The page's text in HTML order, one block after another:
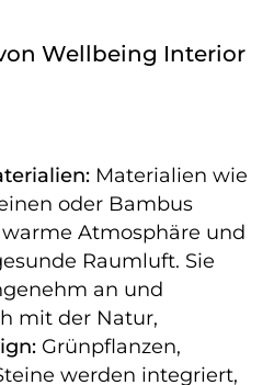
Wellbeing Interior
Materialien wie
oder Bambus
Atmosphäre und
Raumluft. Sie
an und
mit der Natur,
Grünpflanzen,
werden integriert,